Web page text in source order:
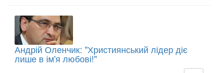
Андрій Оленчик: "Християнський лідер діє
лише в ім'я любові!"